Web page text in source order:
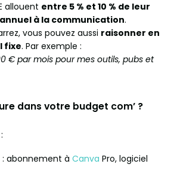
allouent entre 5 % et 10 % de leur
à la communication.
vous pouvez aussi raisonner en
fixe. Par exemple :
€ par mois pour mes outils, pubs et
dans votre budget com’ ?
: abonnement à Canva Pro, logiciel